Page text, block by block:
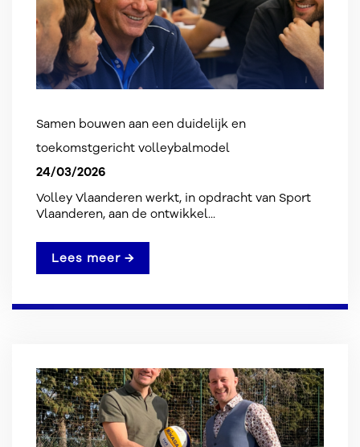
Samen bouwen aan een duidelijk en
toekomstgericht volleybalmodel
24/03/2026
Volley Vlaanderen werkt, in opdracht van Sport
Vlaanderen, aan de ontwikkel...
Lees meer →